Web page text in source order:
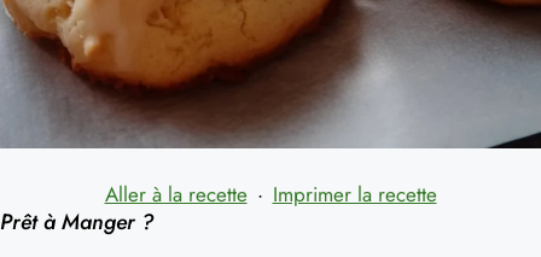
Aller à la recette · Imprimer la recette
Prêt à Manger ?